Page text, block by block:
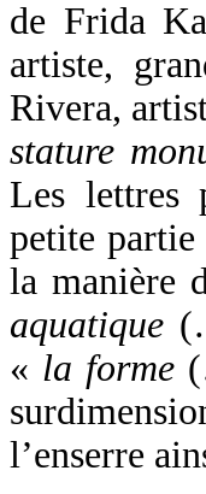
de Frida
artiste,
Rivera,
stature
Les lettres
petite
la manière
aquatique
« la forme
l’enserre